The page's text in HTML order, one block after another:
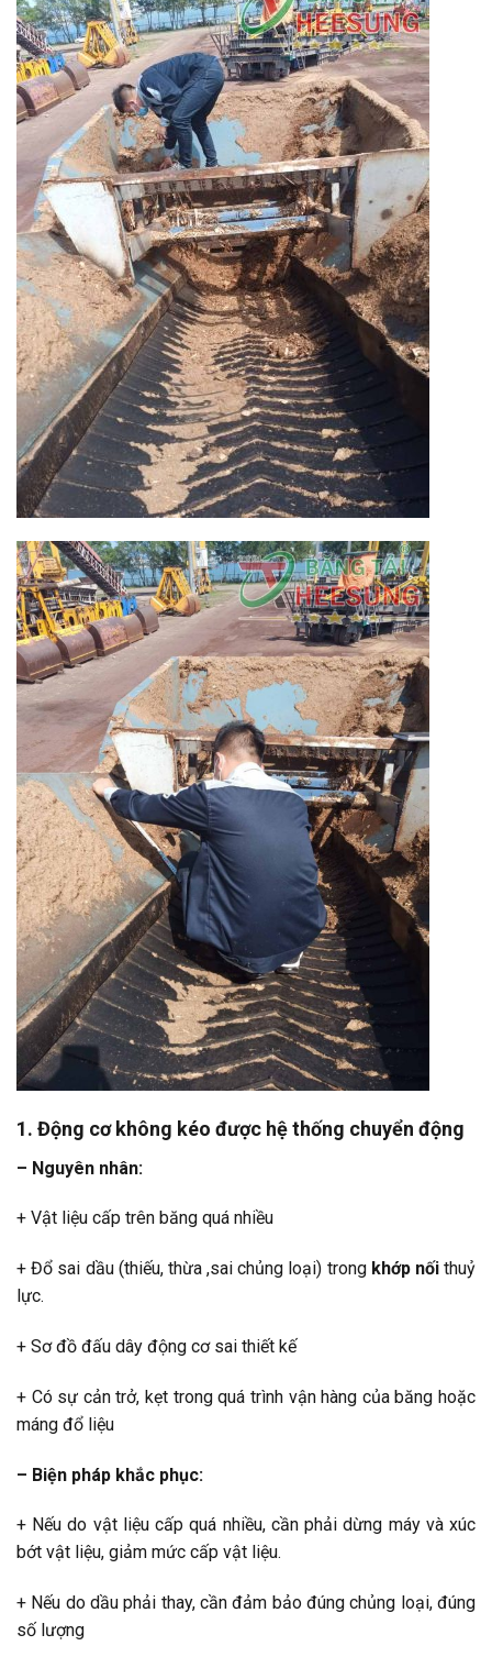
1. Động cơ không kéo được hệ thống chuyển động
– Nguyên nhân:
+ Vật liệu cấp trên băng quá nhiều
+ Đổ sai dầu (thiếu, thừa ,sai chủng loại) trong khớp nốithuỷ
lực.
+ Sơ đồ đấu dây động cơ sai thiết kế
+ Có sự cản trở, kẹt trong quá trình vận hàng của băng hoặc
máng đổ liệu
– Biện pháp khắc phục:
+ Nếu do vật liệu cấp quá nhiều, cần phải dừng máy và xúc
bớt vật liệu, giảm mức cấp vật liệu.
+ Nếu do dầu phải thay, cần đảm bảo đúng chủng loại, đúng
số lượng